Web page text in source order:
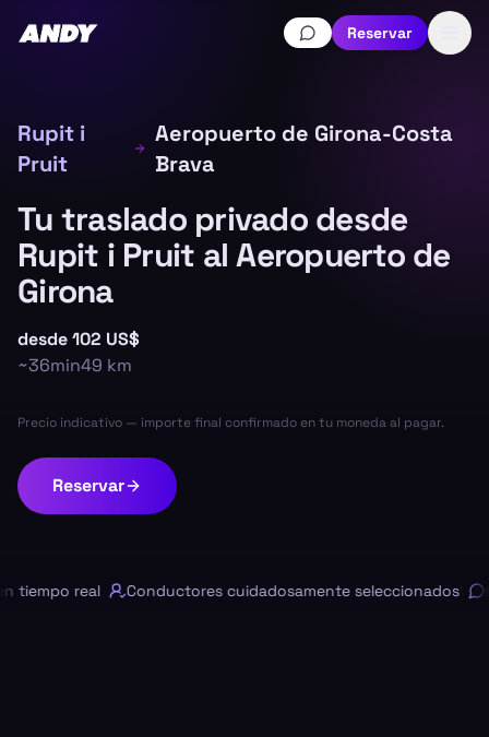
Reservar
Rupit i
Pruit
Aeropuerto de Girona-Costa
Brava
Tu traslado privado desde
Rupit i Pruit al Aeropuerto de
Girona
desde102 US$
~36min49 km
Precio indicativo — importe final confirmado en tu moneda al pagar.
Reservar
real Conductores cuidadosamente seleccionados